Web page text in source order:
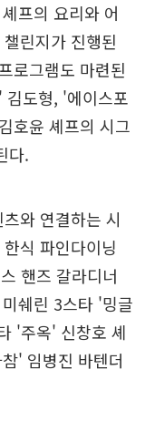
프의 요리와 어
린지가 진행된
로그램도 마련된
도형, '에이스포
호윤 셰프의 시그
다.
와 연결하는 시
식 파인다이닝
핸즈 갈라디너
쉐린 3스타 '밍글
'주옥' 신창호 셰
' 임병진 바텐더